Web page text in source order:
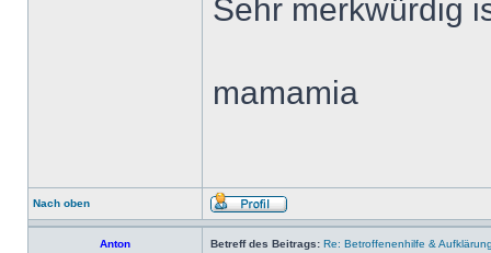
Sehr merkwürdig
mamamia
Nach oben
Anton Betreff des Beitrags: Re: Betroffenenhilfe &